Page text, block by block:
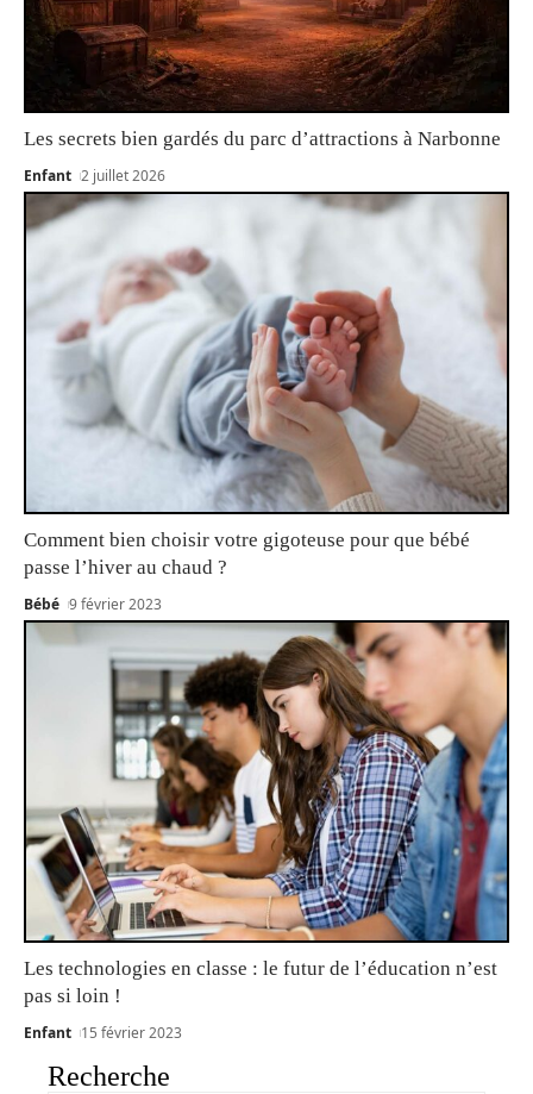
Les secrets bien gardés du parc d’attractions à Narbonne
Enfant 2 juillet 2026
Comment bien choisir votre gigoteuse pour que bébé
passe l’hiver au chaud ?
Bébé 9 février 2023
Les technologies en classe : le futur de l’éducation n’est
pas si loin !
Enfant 15 février 2023
Recherche